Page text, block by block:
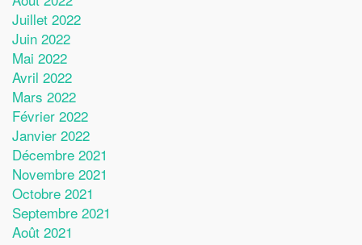
Juillet 2022
Juin 2022
Mai 2022
Avril 2022
Mars 2022
Février 2022
Janvier 2022
Décembre 2021
Novembre 2021
Octobre 2021
Septembre 2021
Août 2021